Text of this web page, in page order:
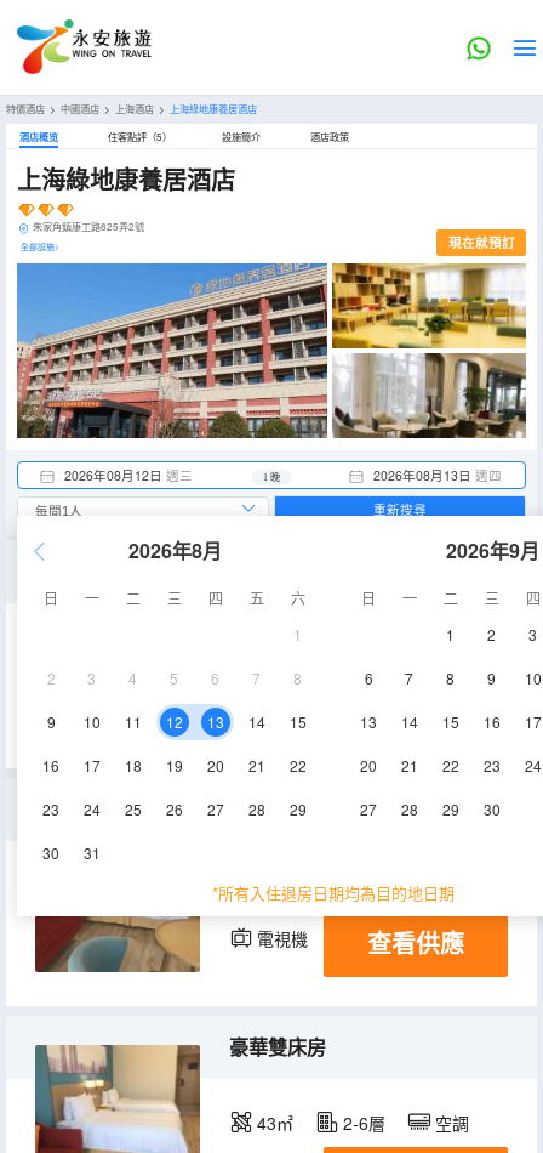
特價酒店 > 中國酒店 > 上海酒店 > 上海綠地康養居酒店
酒店概览 住客點評（5） 設施簡介 酒店政策
上海綠地康養居酒店
朱家角鎮康工路825弄2號
全部設施> 現在就預訂
2026年08月12日 週三 2026年08月13日 週四
1 晚
2026年8月
日 一 二 三 四 五
六
1
2 3 4 5 6 7 8
9 10 11 12 13 14 15
16 17 18 19 20 21 22
23 24 25 26 27 28 29
30 31
2026年9月
日 一 二 三
四
1
2 3
6 7 8 9 10
13 14 15 16 17
20 21 22 23 24
27 28 29 30
*所有入住退房日期均為目的地日期
重新搜尋
100㎡ 空調
雙床套房
100㎡ 2-3層 空調
電視機 冰箱
查看供應
豪華雙床房
43㎡ 2-6層 空調